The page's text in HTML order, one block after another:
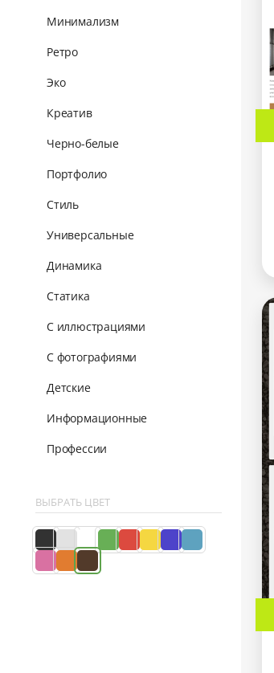
Минимализм
Ретро
Эко
Креатив
Черно-белые
Портфолио
Стиль
Универсальные
Динамика
Статика
С иллюстрациями
С фотографиями
Детские
Информационные
Профессии
ВЫБРАТЬ ЦВЕТ